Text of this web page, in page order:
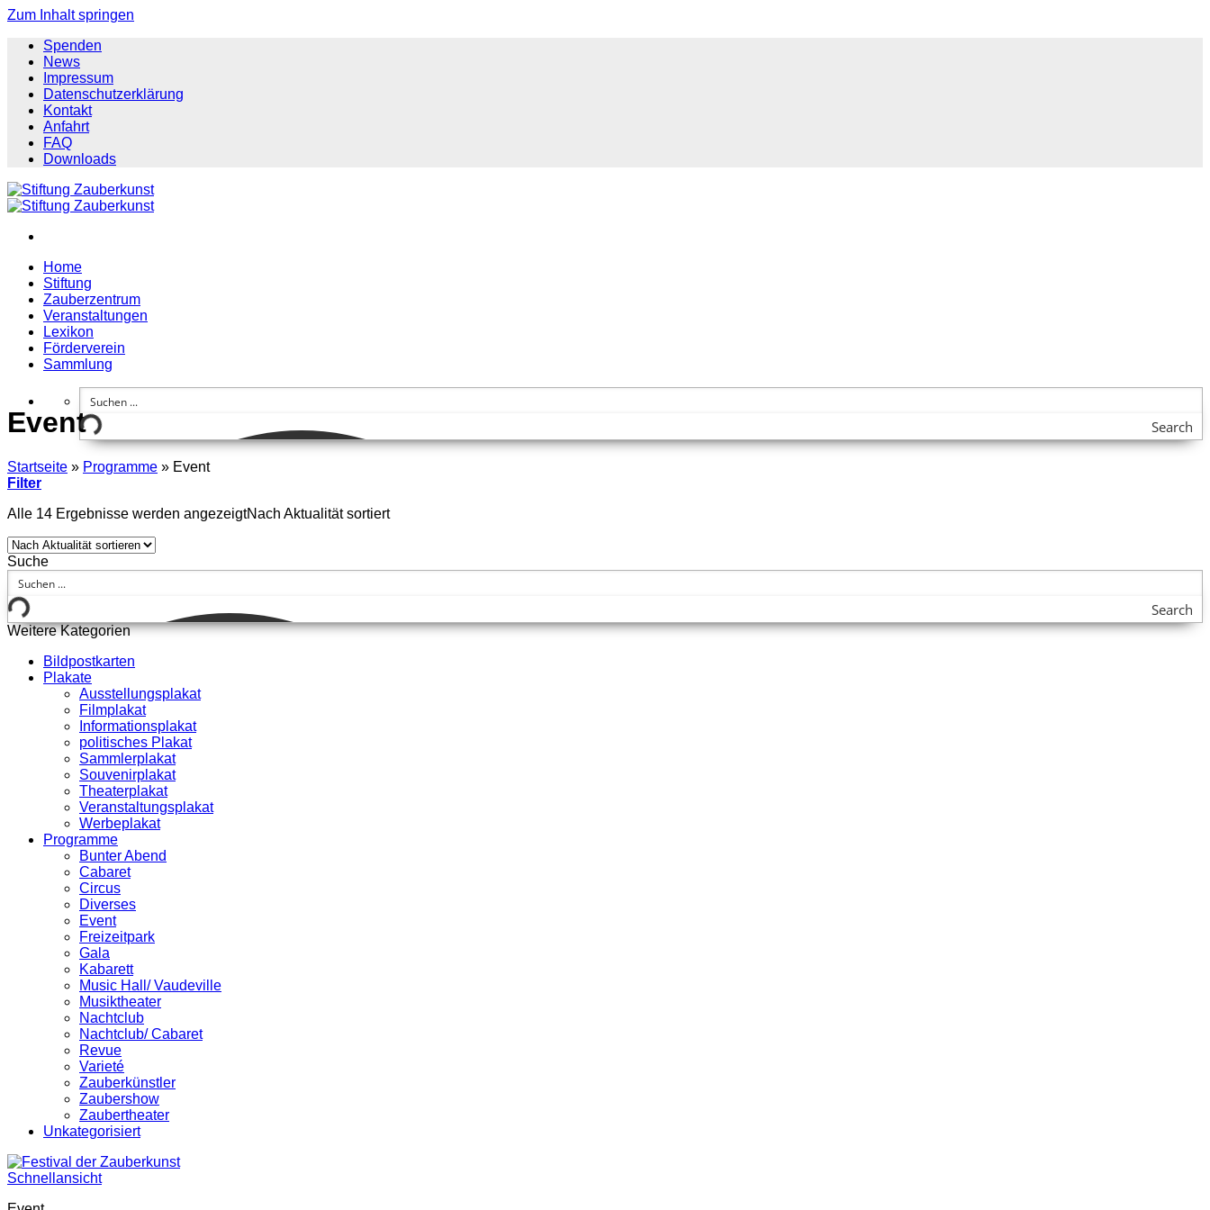
Zum Inhalt springen
Spenden
News
Impressum
Datenschutzerklärung
Kontakt
Anfahrt
FAQ
Downloads
Home
Stiftung
Zauberzentrum
Veranstaltungen
Lexikon
Förderverein
Sammlung
Search
Event
Startseite » Programme » Event
Filter
Alle 14 Ergebnisse werden angezeigtNach Aktualität sortiert
Suche
Search
Weitere Kategorien
Bildpostkarten
Plakate
Ausstellungsplakat
Filmplakat
Informationsplakat
politisches Plakat
Sammlerplakat
Souvenirplakat
Theaterplakat
Veranstaltungsplakat
Werbeplakat
Programme
Bunter Abend
Cabaret
Circus
Diverses
Event
Freizeitpark
Gala
Kabarett
Music Hall/ Vaudeville
Musiktheater
Nachtclub
Nachtclub/ Cabaret
Revue
Varieté
Zauberkünstler
Zaubershow
Zaubertheater
Unkategorisiert
Schnellansicht